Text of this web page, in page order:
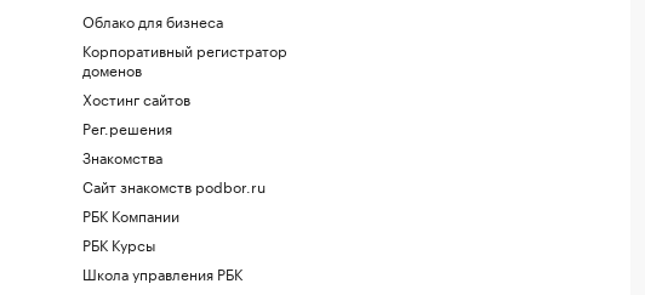
Облако для бизнеса
Корпоративный регистратор
доменов
Хостинг сайтов
Рег.решения
Знакомства
Сайт знакомств podbor.ru
РБК Компании
РБК Курсы
Школа управления РБК